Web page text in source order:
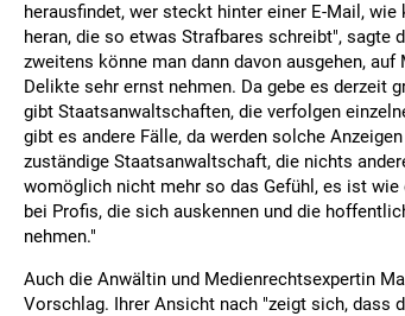
herausfindet, wer steckt hinter einer E-Mail,
heran, die so etwas Strafbares schreibt", sagte
zweitens könne man dann davon ausgehen,
Delikte sehr ernst nehmen. Da gebe es derzeit
gibt Staatsanwaltschaften, die verfolgen
gibt es andere Fälle, da werden solche
zuständige Staatsanwaltschaft, die nichts
womöglich nicht mehr so das Gefühl, es ist
bei Profis, die sich auskennen und die
nehmen."
Auch die Anwältin und Medienrechtsexpertin
Vorschlag. Ihrer Ansicht nach "zeigt sich, dass